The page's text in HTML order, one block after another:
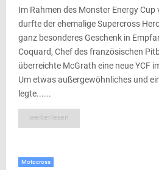
Im Rahmen des Monster Energy Cup
durfte der ehemalige Supercross
ganz besonderes Geschenk in
Coquard, Chef des französischen
überreichte McGrath eine neue YCF
Um etwas außergewöhnliches und
legte......
weiterlesen
Motocross